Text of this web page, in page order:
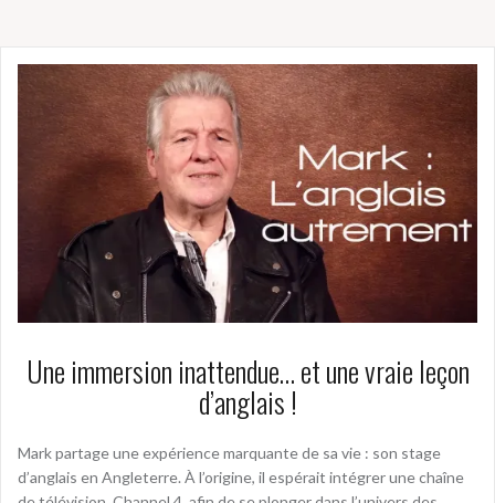
Une immersion inattendue… et une vraie leçon
d’anglais !
Mark partage une expérience marquante de sa vie : son stage
d’anglais en Angleterre. À l’origine, il espérait intégrer une chaîne